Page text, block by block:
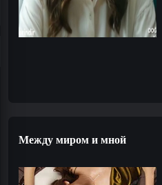
Между миром и мной